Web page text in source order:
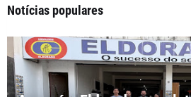
Notícias populares